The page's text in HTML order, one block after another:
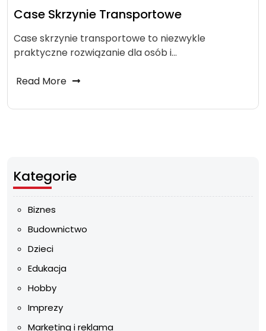
Case Skrzynie Transportowe
Case skrzynie transportowe to niezwykle
praktyczne rozwiązanie dla osób i…
Read More
Kategorie
Biznes
Budownictwo
Dzieci
Edukacja
Hobby
Imprezy
Marketing i reklama